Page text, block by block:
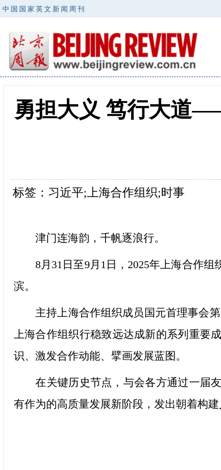
中国国家英文新闻周刊
勇担大义 笃行大道
标签：习近平;上海合作组织;时事
津门连海韵，千帆逐浪行。
8月31日至9月1日，2025年上海合作组
滨。
主持上海合作组织成员国元首理事会第
上海合作组织行稳致远达成新的系列重要
识、激发合作动能、擘画发展蓝图。
在关键历史节点，与会各方通过一届友
有作为的高质量发展新阶段，发出朝着构